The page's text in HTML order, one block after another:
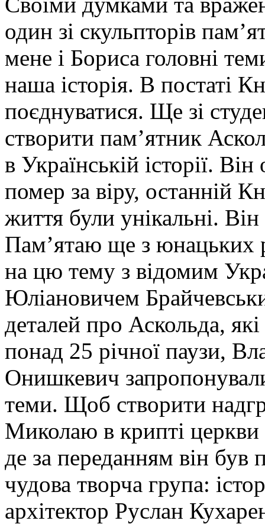
один зі скульпторів
мене і Бориса головні
наша історія. В постаті
поєднуватися. Ще зі
створити пам’ятник
в Українській історії.
помер за віру, останній
життя були унікальні.
Пам’ятаю ще з юнацьких
на цю тему з відомим
Юліановичем
деталей про Аскольда,
понад 25 річної паузи,
Онишкевич
теми. Щоб створити
Миколаю в крипті
де за переданням він був
чудова творча група:
архітектор Руслан